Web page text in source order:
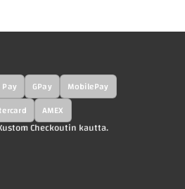
GPay
MobilePay
AMEX
Checkoutin kautta.